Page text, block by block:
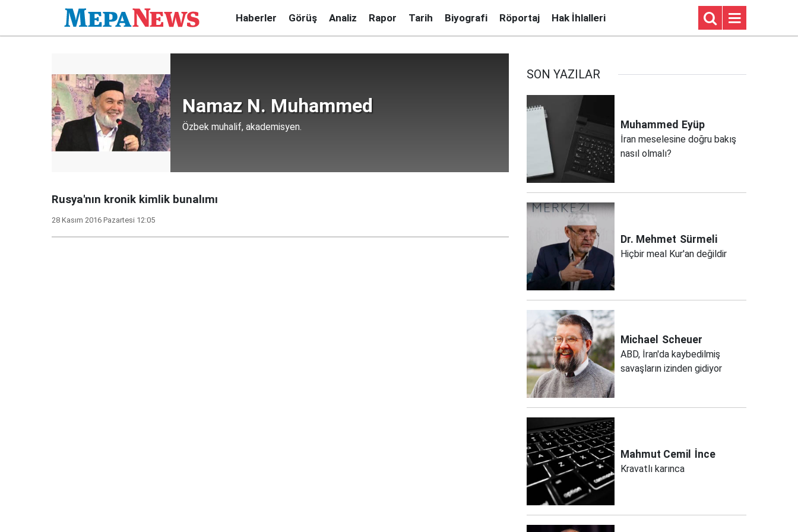
Haberler Görüş Analiz Rapor Tarih Biyografi Röportaj Hak İhlalleri
Namaz N. Muhammed
Özbek muhalif, akademisyen.
Rusya'nın kronik kimlik bunalımı
28 Kasım 2016 Pazartesi 12:05
SON YAZILAR
Muhammed Eyüp
İran meselesine doğru bakış
nasıl olmalı?
Dr. Mehmet Sürmeli
Hiçbir meal Kur'an değildir
Michael Scheuer
ABD, İran'da kaybedilmiş
savaşların izinden gidiyor
Mahmut Cemil İnce
Kravatlı karınca